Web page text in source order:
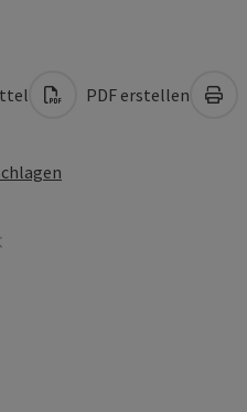
PDF erstellen